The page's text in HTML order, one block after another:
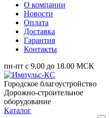
О компании
Новости
Оплата
Доставка
Гарантия
Контакты
пн-пт с 9.00 до 18.00 МСК
Городское благоустройство
Дорожно-строительное
оборудование
Каталог